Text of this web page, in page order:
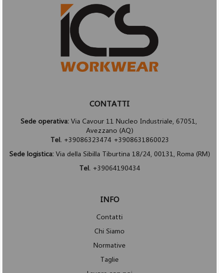
CONTATTI
Sede operativa:Via Cavour 11 Nucleo Industriale, 67051,
Avezzano (AQ)
Tel. +39086323474 +3908631860023
Sede logistica:Via della Sibilla Tiburtina 18/24, 00131, Roma (RM)
Tel. +39064190434
INFO
Contatti
Chi Siamo
Normative
Taglie